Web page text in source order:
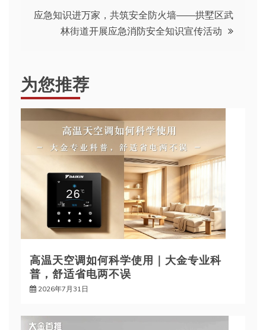
导
应急知识进万家，共筑安全防火墙——拱墅区武
林街道开展应急消防安全知识宣传活动
为您推荐
高温天空调如何科学使用｜大金专业科
普，舒适省电两不误
2026年7月31日